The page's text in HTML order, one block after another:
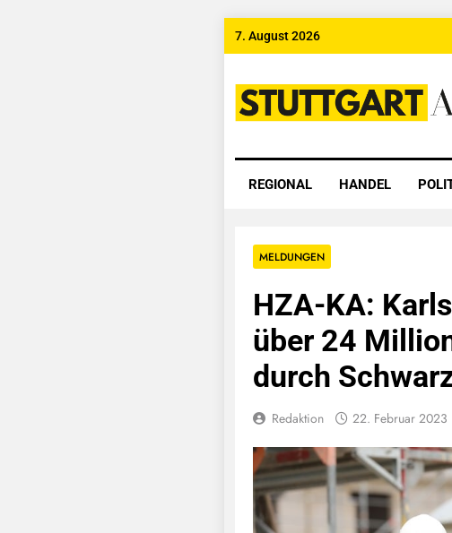
Skip
7. August 2026
Stuttgart
REGIONAL HANDEL
MELDUNGEN
HZA-KA:
über 24
durch
Redaktion 22. Februar 2023